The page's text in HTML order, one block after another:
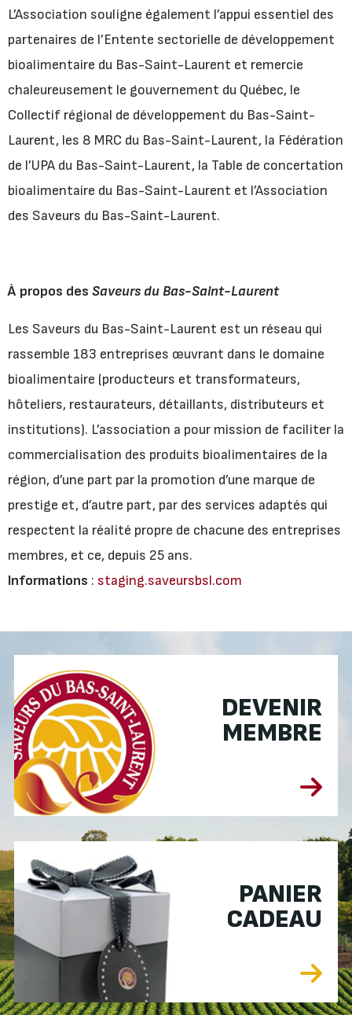
L’Association souligne également l’appui essentiel des
partenaires de l’Entente sectorielle de développement
bioalimentaire du Bas-Saint-Laurent et remercie
chaleureusement le gouvernement du Québec, le
Collectif régional de développement du Bas-Saint-
Laurent, les 8 MRC du Bas-Saint-Laurent, la Fédération
de l’UPA du Bas-Saint-Laurent, la Table de concertation
bioalimentaire du Bas-Saint-Laurent et l’Association
des Saveurs du Bas-Saint-Laurent.
À propos des Saveurs du Bas-Saint-Laurent
Les Saveurs du Bas-Saint-Laurent est un réseau qui
rassemble 183 entreprises œuvrant dans le domaine
bioalimentaire (producteurs et transformateurs,
hôteliers, restaurateurs, détaillants, distributeurs et
institutions). L’association a pour mission de faciliter la
commercialisation des produits bioalimentaires de la
région, d’une part par la promotion d’une marque de
prestige et, d’autre part, par des services adaptés qui
respectent la réalité propre de chacune des entreprises
membres, et ce, depuis 25 ans.
Informations : staging.saveursbsl.com
DEVENIR
MEMBRE
PANIER
CADEAU